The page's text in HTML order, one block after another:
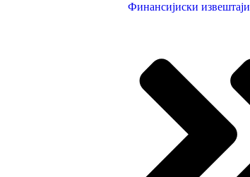
Финансијиски извештаји